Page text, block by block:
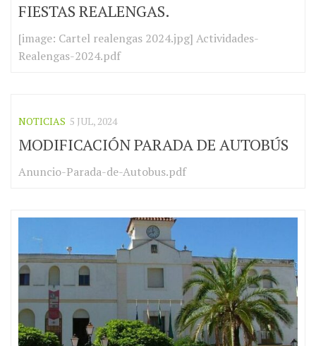
FIESTAS REALENGAS.
[image: Cartel realengas 2024.jpg] Actividades-
Realengas-2024.pdf
NOTICIAS 5 JUL, 2024
MODIFICACIÓN PARADA DE AUTOBÚS
Anuncio-Parada-de-Autobus.pdf